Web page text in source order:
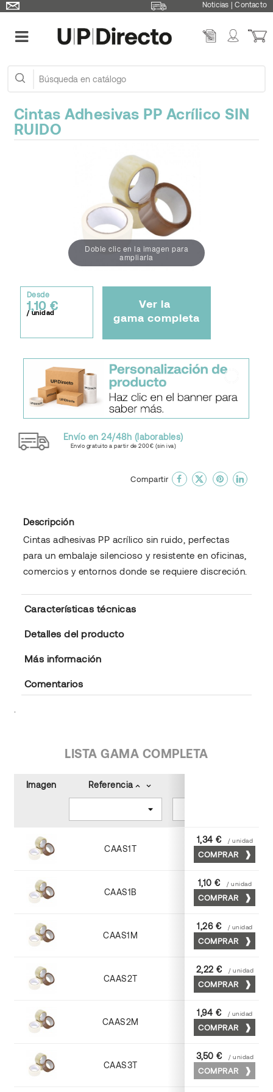
Noticias |Contacto
Cintas Adhesivas PP Acrílico SIN
RUIDO
Doble clic en la imagen para
ampliarla
Desde
1,10 €
/ unidad
Ver la
gama completa
Envío en 24/48h (laborables)
Envío gratuito a partir de 200€ (sin iva)
Compartir
Descripción
Cintas adhesivas PP acrílico sin ruido, perfectas
para un embalaje silencioso y resistente en oficinas,
comercios y entornos donde se requiere discreción.
Características técnicas
Detalles del producto
Más información
Comentarios
LISTA GAMA COMPLETA
Imagen Referencia keyboard_arrow_up keyboard_arrow_down
CAAS1T Transparente
1,34 € / unidad
COMPRAR
CAAS1B
Blanco
1,10 € / unidad
COMPRAR
CAAS1M
Marrón
1,26 € / unidad
COMPRAR
CAAS2T Transparente
2,22 € / unidad
COMPRAR
CAAS2M
Marrón
1,94 € / unidad
COMPRAR
CAAS3T Transparente
3,50 € / unidad
COMPRAR